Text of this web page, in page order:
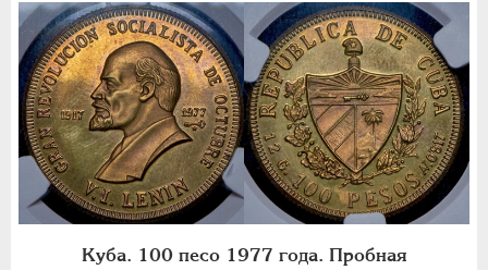
Куба. 100 песо 1977 года. Пробная